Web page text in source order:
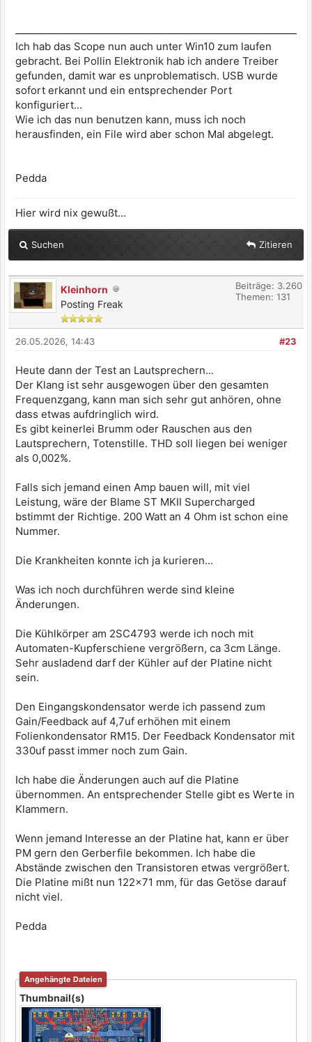
Ich hab das Scope nun auch unter Win10 zum laufen
gebracht. Bei Pollin Elektronik hab ich andere Treiber
gefunden, damit war es unproblematisch. USB wurde
sofort erkannt und ein entsprechender Port
konfiguriert...
Wie ich das nun benutzen kann, muss ich noch
herausfinden, ein File wird aber schon Mal abgelegt.
Pedda
Hier wird nix gewußt...
Suchen Zitieren
Kleinhorn
Posting Freak
Beiträge: 3.260
Themen: 131
#23
26.05.2026, 14:43
Heute dann der Test an Lautsprechern...
Der Klang ist sehr ausgewogen über den gesamten
Frequenzgang, kann man sich sehr gut anhören, ohne
dass etwas aufdringlich wird.
Es gibt keinerlei Brumm oder Rauschen aus den
Lautsprechern, Totenstille. THD soll liegen bei weniger
als 0,002%.
Falls sich jemand einen Amp bauen will, mit viel
Leistung, wäre der Blame ST MKII Supercharged
bstimmt der Richtige. 200 Watt an 4 Ohm ist schon eine
Nummer.
Die Krankheiten konnte ich ja kurieren...
Was ich noch durchführen werde sind kleine
Änderungen.
Die Kühlkörper am 2SC4793 werde ich noch mit
Automaten-Kupferschiene vergrößern, ca 3cm Länge.
Sehr ausladend darf der Kühler auf der Platine nicht
sein.
Den Eingangskondensator werde ich passend zum
Gain/Feedback auf 4,7uf erhöhen mit einem
Folienkondensator RM15. Der Feedback Kondensator mit
330uf passt immer noch zum Gain.
Ich habe die Änderungen auch auf die Platine
übernommen. An entsprechender Stelle gibt es Werte in
Klammern.
Wenn jemand Interesse an der Platine hat, kann er über
PM gern den Gerberfile bekommen. Ich habe die
Abstände zwischen den Transistoren etwas vergrößert.
Die Platine mißt nun 122x71 mm, für das Getöse darauf
nicht viel.
Pedda
Angehängte Dateien
Thumbnail(s)